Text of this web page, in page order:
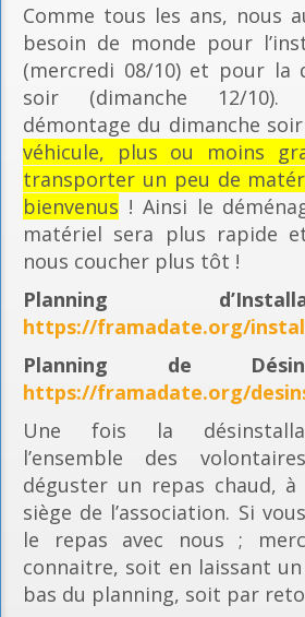
Comme tous les ans, nous
besoin de monde pour
(mercredi 08/10) et pour la
soir (dimanche 12/10).
démontage du dimanche
véhicule, plus ou moins
transporter un peu de
bienvenus ! Ainsi le
matériel sera plus rapide
nous coucher plus tôt !
Planning
https://framadate.org/
Planning de
https://framadate.org/
Une fois la
l’ensemble des
déguster un repas chaud, à
siège de l’association. Si
le repas avec nous ;
connaitre, soit en laissant
bas du planning, soit par